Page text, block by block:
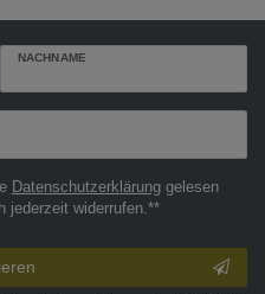
NACHNAME
Daten­schutz­erklärunggelesen
jederzeit widerrufen.**